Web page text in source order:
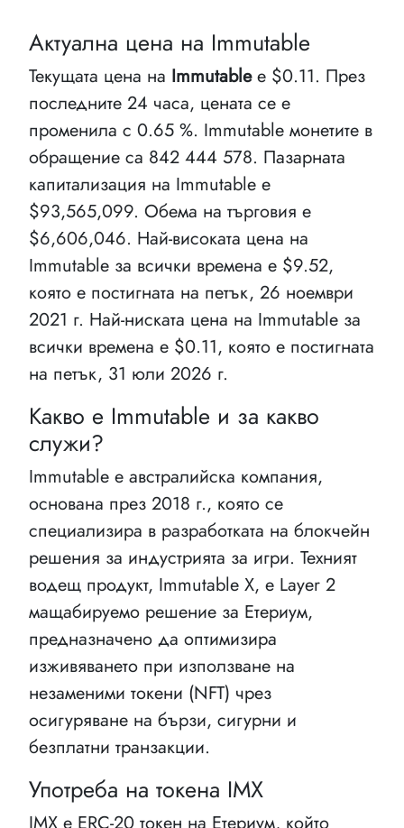
Актуална цена на Immutable
Текущата цена на Immutableе $0.11. През
последните 24 часа, цената се е
променила с 0.65 %. Immutable монетите в
обращение са 842 444 578. Пазарната
капитализация на Immutable e
$93,565,099. Обема на търговия е
$6,606,046. Най-високата цена на
Immutable за всички времена е $9.52,
която е постигната на петък, 26 ноември
2021 г. Най-ниската цена на Immutable за
всички времена е $0.11, която е постигната
на петък, 31 юли 2026 г.
Какво е Immutable и за какво
служи?
Immutable е австралийска компания,
основана през 2018 г., която се
специализира в разработката на блокчейн
решения за индустрията за игри. Техният
водещ продукт, Immutable X, е Layer 2
мащабируемо решение за Етериум,
предназначено да оптимизира
изживяването при използване на
незаменими токени (NFT) чрез
осигуряване на бързи, сигурни и
безплатни транзакции.
Употреба на токена IMX